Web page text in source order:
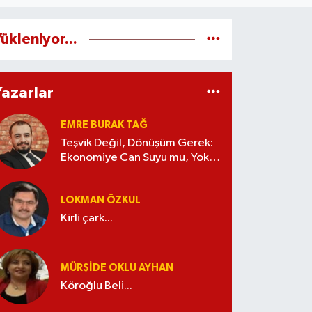
EMRE BURAK TAĞ
Teşvik Değil, Dönüşüm Gerek:
Ekonomiye Can Suyu mu, Yoksa
LOKMAN ÖZKUL
Kirli çark...
MÜRŞIDE OKLU AYHAN
Köroğlu Beli...